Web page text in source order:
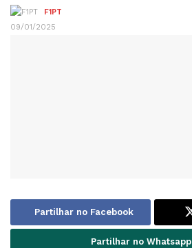
F1PT
09/01/2025
Partilhar no Facebook
Partilhar no Whatsapp